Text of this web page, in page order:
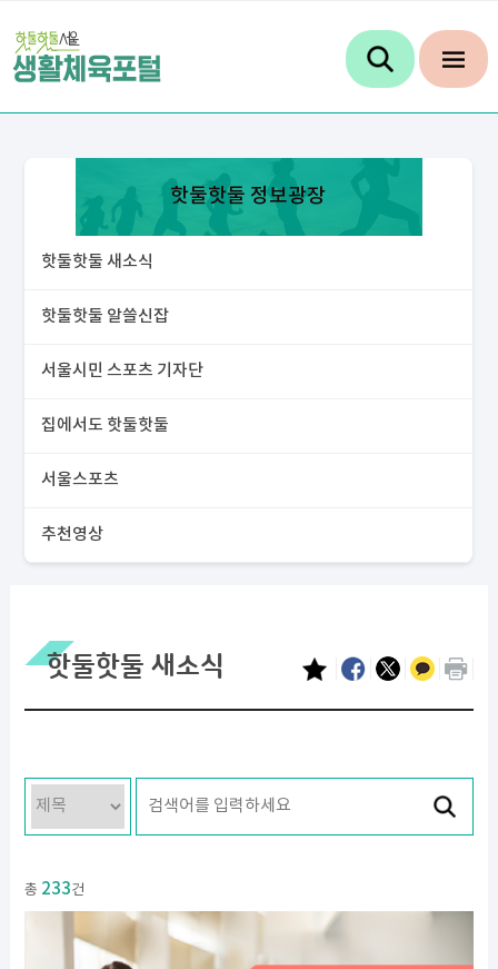
핫둘핫둘 정보광장
핫둘핫둘 새소식
핫둘핫둘 알쓸신잡
서울시민 스포츠 기자단
집에서도 핫둘핫둘
서울스포츠
추천영상
핫둘핫둘 새소식
총 233건